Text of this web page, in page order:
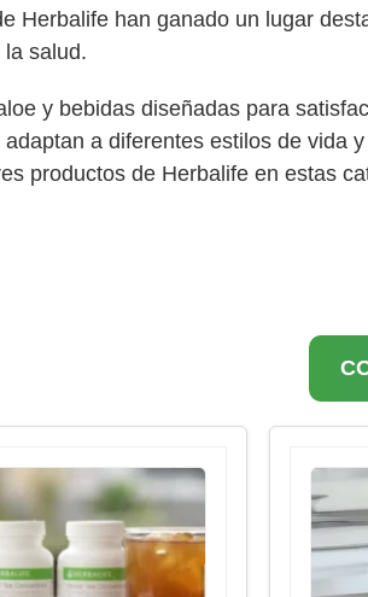
Herbalife han ganado un lugar
salud.
y bebidas diseñadas para
a diferentes estilos de vida
productos de Herbalife en estas